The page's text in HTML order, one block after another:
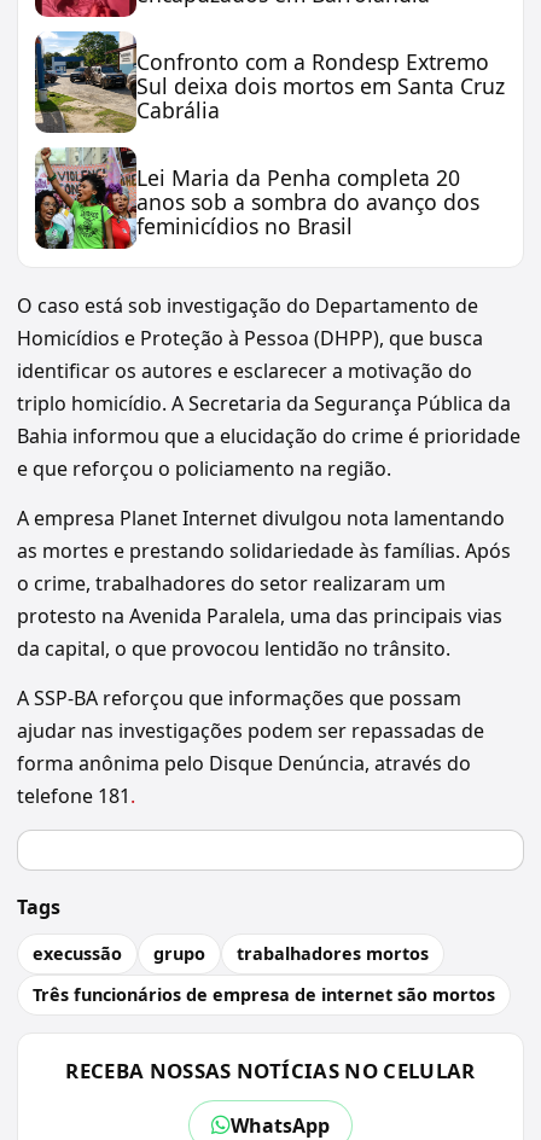
Confronto com a Rondesp Extremo
Sul deixa dois mortos em Santa Cruz
Cabrália
Lei Maria da Penha completa 20
anos sob a sombra do avanço dos
feminicídios no Brasil
O caso está sob investigação do Departamento de
Homicídios e Proteção à Pessoa (DHPP), que busca
identificar os autores e esclarecer a motivação do
triplo homicídio. A Secretaria da Segurança Pública da
Bahia informou que a elucidação do crime é prioridade
e que reforçou o policiamento na região.
A empresa Planet Internet divulgou nota lamentando
as mortes e prestando solidariedade às famílias. Após
o crime, trabalhadores do setor realizaram um
protesto na Avenida Paralela, uma das principais vias
da capital, o que provocou lentidão no trânsito.
A SSP-BA reforçou que informações que possam
ajudar nas investigações podem ser repassadas de
forma anônima pelo Disque Denúncia, através do
telefone 181.
Tags
execussão grupo
trabalhadores mortos
Três funcionários de empresa de internet são mortos
RECEBA NOSSAS NOTÍCIAS NO CELULAR
WhatsApp